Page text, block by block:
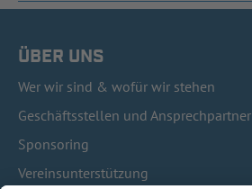
ÜBER UNS
Wer wir sind & wofür wir stehen
Geschäftsstellen und Ansprechpartner
Sponsoring
Vereinsunterstützung